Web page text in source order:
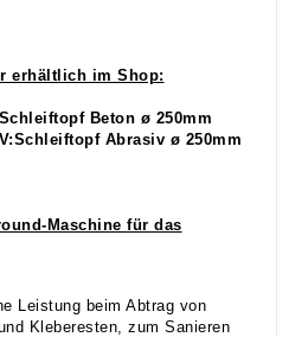
erhältlich im Shop:
Beton ø 250mm
Abrasiv ø 250mm
Maschine für das
Leistung beim Abtrag von
Kleberesten, zum Sanieren